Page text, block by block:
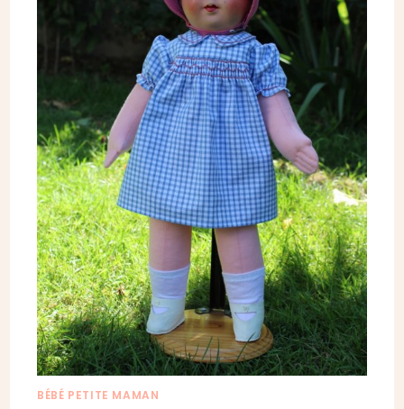
BÉBÉ PETITE MAMAN